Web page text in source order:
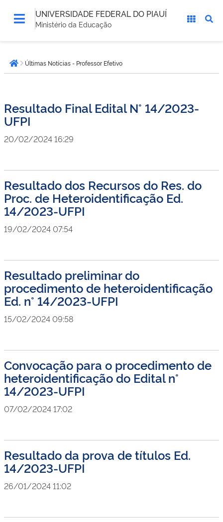
UNIVERSIDADE FEDERAL DO PIAUÍ
Ministério da Educação
está
aqui:Página inicial
Últimas Notícias - Professor Efetivo
Resultado Final Edital N° 14/2023-
UFPI
20/02/2024 16:29
Resultado dos Recursos do Res. do
Proc. de Heteroidentificação Ed.
14/2023-UFPI
19/02/2024 07:54
Resultado preliminar do
procedimento de heteroidentificação
Ed. n° 14/2023-UFPI
15/02/2024 09:58
Convocação para o procedimento de
heteroidentificação do Edital n°
14/2023-UFPI
07/02/2024 17:02
Resultado da prova de títulos Ed.
14/2023-UFPI
26/01/2024 11:02